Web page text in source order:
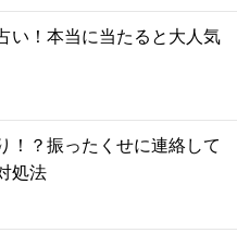
い！本当に当たると大人気
！？振ったくせに連絡して
処法